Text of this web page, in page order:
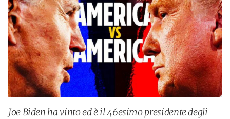
Joe Biden ha vinto ed è il 46esimo presidente degli